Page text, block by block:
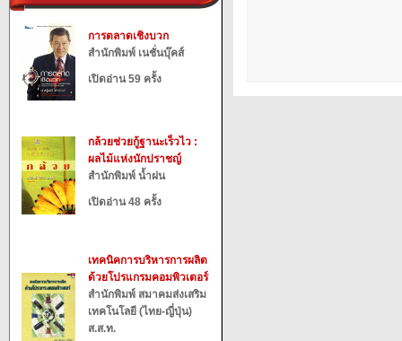
การตลาดเชิงบวก
สำนักพิมพ์ เนชั่นบุ๊คส์
เปิดอ่าน 59 ครั้ง
กล้วยช่วยกู้ฐานะเร็วไว :
ผลไม้แห่งนักปราชญ์
สำนักพิมพ์ น้ำฝน
เปิดอ่าน 48 ครั้ง
เทคนิคการบริหารการผลิต
ด้วยโปรแกรมคอมพิวเตอร์
สำนักพิมพ์ สมาคมส่งเสริม
เทคโนโลยี (ไทย-ญี่ปุ่น)
ส.ส.ท.